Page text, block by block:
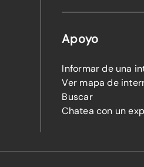
Apoyo
Informar de una
Ver mapa de
Buscar
Chatea con un